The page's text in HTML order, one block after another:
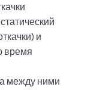
и
время
между ними